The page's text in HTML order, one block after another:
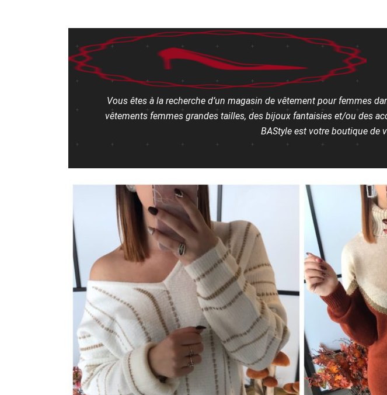
Vous êtes à la recherche d’un magasin de vêtement pour femmes
vêtements femmes grandes tailles, des bijoux fantaisies et/ou des
BAStyle est votre boutique de